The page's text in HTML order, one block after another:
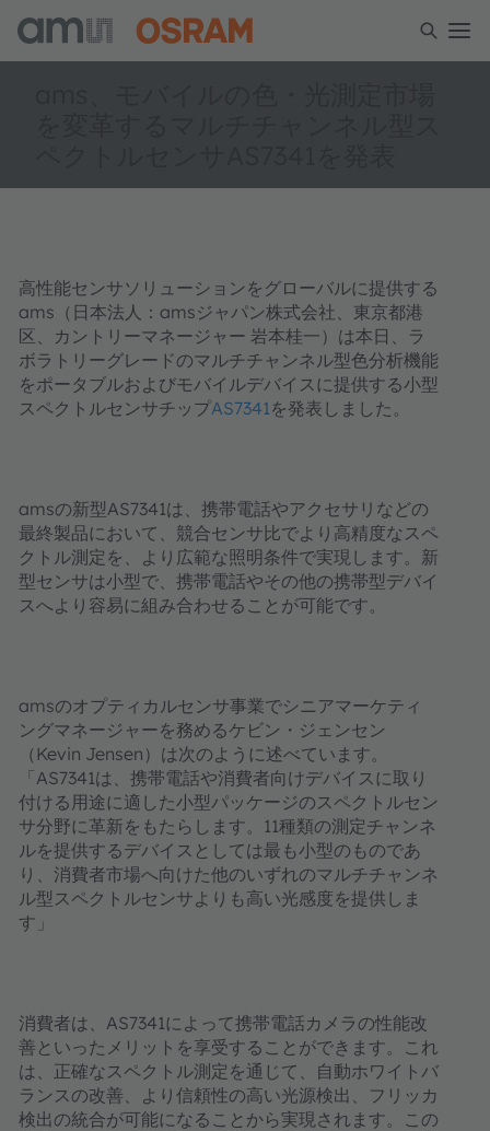
高性能センサソリューションをグローバルに提供する
ams （日本法人： amsジャパン株式会社、東京都港
区、カントリーマネージャー 岩本桂一）は本日、ラ
ボラトリーグレードのマルチチャンネル型色分析機能
をポータブルおよびモバイルデバイスに提供する小型
スペクトルセンサチップAS7341を発表しました。
amsの新型AS7341は、携帯電話やアクセサリなどの
最終製品において、競合センサ比でより高精度なスペ
クトル測定を、より広範な照明条件で実現します。新
型センサは小型で、携帯電話やその他の携帯型デバイ
スへより容易に組み合わせることが可能です。
amsのオプティカルセンサ事業でシニアマーケティ
ングマネージャーを務めるケビン・ジェンセン
（ Kevin Jensen ）は次のように述べています。
「AS7341は、携帯電話や消費者向けデバイスに取り
付ける用途に適した小型パッケージのスペクトルセン
サ分野に革新をもたらします。 11種類の測定チャンネ
ルを提供するデバイスとしては最も小型のものであ
り、消費者市場へ向けた他のいずれのマルチチャンネ
ル型スペクトルセンサよりも高い光感度を提供しま
す」
消費者は、 AS7341によって携帯電話カメラの性能改
善といったメリットを享受することができます。これ
は、正確なスペクトル測定を通じて、自動ホワイトバ
ランスの改善、より信頼性の高い光源検出、フリッカ
検出の統合が可能になることから実現されます。この